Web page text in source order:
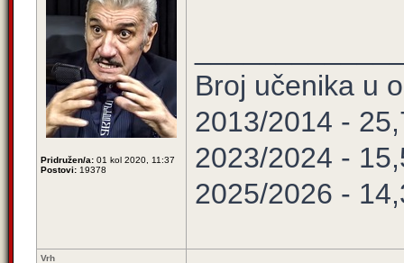
Pridružen/a: 01 kol 2020, 11:37
Postovi: 19378
Broj učenika u
2013/2014 -
2023/2024 -
2025/2026 -
Vrh